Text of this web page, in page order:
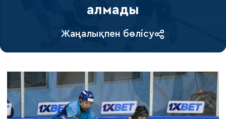
алмады
Жаңалықпен бөлісу